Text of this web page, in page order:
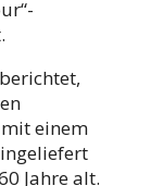
einem
Jahre alt.